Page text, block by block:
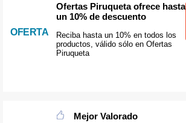
OFERTA
Ofertas Piruqueta ofrece hasta
un 10% de descuento
Reciba hasta un 10% en todos los
productos, válido sólo en Ofertas
Piruqueta
Mejor Valorado